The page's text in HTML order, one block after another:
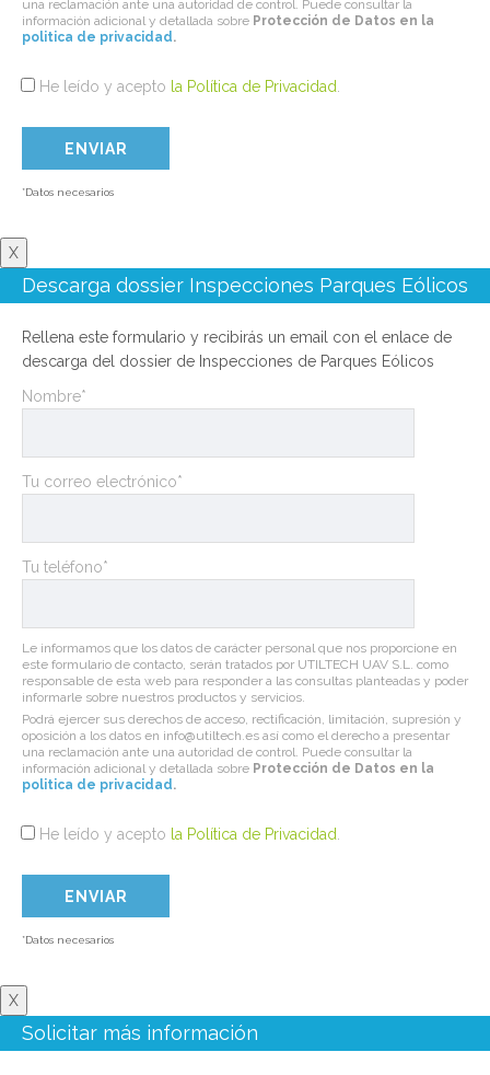
una reclamación ante una autoridad de control. Puede consultar la
información adicional y detallada sobre Protección de Datos en la
politica de privacidad.
He leído y acepto la Política de Privacidad
*Datos necesarios
X
Descarga dossier Inspecciones Parques Eólicos
Rellena este formulario y recibirás un email con el enlace de
descarga del dossier de Inspecciones de Parques Eólicos
Nombre*
Tu correo electrónico*
Tu teléfono*
Le informamos que los datos de carácter personal que nos proporcione en
este formulario de contacto, serán tratados por UTILTECH UAV S.L. como
responsable de esta web para responder a las consultas planteadas y poder
informarle sobre nuestros productos y servicios.
Podrá ejercer sus derechos de acceso, rectificación, limitación, supresión y
oposición a los datos en info@utiltech.es así como el derecho a presentar
una reclamación ante una autoridad de control. Puede consultar la
información adicional y detallada sobre Protección de Datos en la
politica de privacidad.
He leído y acepto la Política de Privacidad
*Datos necesarios
X
Solicitar más información